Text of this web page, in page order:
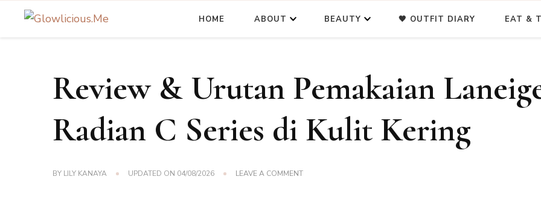
HOME ABOUT BEAUTY 🖤 OUTFIT DIARY EAT &
Review & Urutan Pemakaian
Radian C Series di Kulit Kering
BY LILY KANAYA UPDATED ON 04/08/2026 LEAVE A COMMENTON